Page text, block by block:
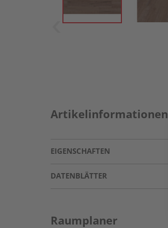
Artikelinformationen
EIGENSCHAFTEN
DATENBLÄTTER
Raumplaner